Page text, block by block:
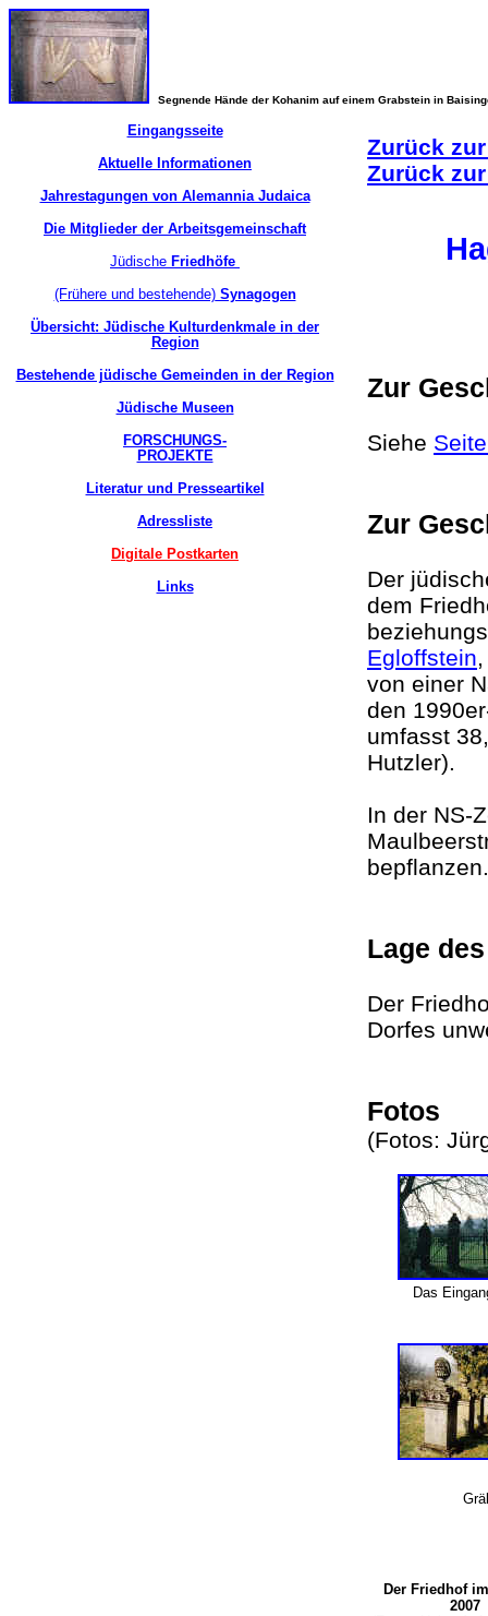
Segnende Hände der Kohanim auf einem Grabstein in
Eingangsseite
Aktuelle Informationen
Jahrestagungen von Alemannia Judaica
Die Mitglieder der Arbeitsgemeinschaft
Jüdische Friedhöfe
(Frühere und bestehende)Synagogen
Übersicht: Jüdische Kulturdenkmale in der
Region
Bestehende jüdische Gemeinden in der Region
Jüdische Museen
FORSCHUNGS-
PROJEKTE
Literatur und Presseartikel
Adressliste
Digitale Postkarten
Links
Zurück
Zurück
Zur
Siehe
Zur
Der
dem
Egloffstein
von einer
den
umfasst
Hutzler).
In der NS-
Lage
Der
Dorfes
Fotos
(Fotos:
Das
Der Friedhof
2007